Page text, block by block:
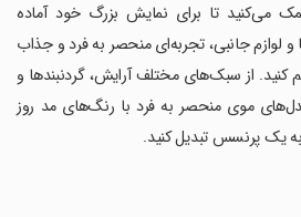
می‌کنید تا برای نمایش بزرگ خود آماده
و لوازم جانبی، تجربه‌ای منحصر به فرد و جذاب
کنید. از سبک‌های مختلف آرایش، گردنبند‌ها و
موی منحصر به فرد با رنگ‌های مد روز
به یک پرنسس تبدیل کنید.